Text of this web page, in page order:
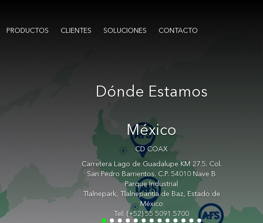
PRODUCTOS CLIENTES SOLUCIONES CONTACTO
Dónde Estamos
México
CD COAX
Carretera Lago de Guadalupe KM 27.5. Col.
San Pedro Barrientos. C.P. 54010 Nave B
Parque Industrial
Tlalnepark, Tlalnepantla de Baz, Estado de
México
Tel: (+52) 55 5091 5700